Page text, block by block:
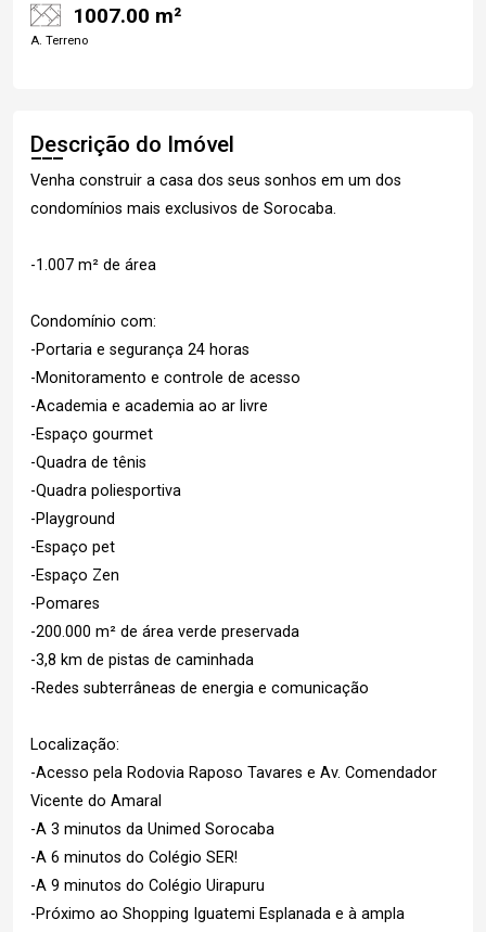
1007.00 m²
A. Terreno
Descrição do Imóvel
Venha construir a casa dos seus sonhos em um dos
condomínios mais exclusivos de Sorocaba.
-1.007 m² de área
Condomínio com:
-Portaria e segurança 24 horas
-Monitoramento e controle de acesso
-Academia e academia ao ar livre
-Espaço gourmet
-Quadra de tênis
-Quadra poliesportiva
-Playground
-Espaço pet
-Espaço Zen
-Pomares
-200.000 m² de área verde preservada
-3,8 km de pistas de caminhada
-Redes subterrâneas de energia e comunicação
Localização:
-Acesso pela Rodovia Raposo Tavares e Av. Comendador
Vicente do Amaral
-A 3 minutos da Unimed Sorocaba
-A 6 minutos do Colégio SER!
-A 9 minutos do Colégio Uirapuru
-Próximo ao Shopping Iguatemi Esplanada e à ampla